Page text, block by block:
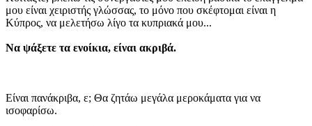
μου είναι χειριστής γλώσσας, το μόνο που σκέφτομαι είναι η
Κύπρος, να μελετήσω λίγο τα κυπριακά μου...
Να ψάξετε τα ενοίκια, είναι ακριβά.
Είναι πανάκριβα, ε; Θα ζητάω μεγάλα μεροκάματα για να
ισοφαρίσω.